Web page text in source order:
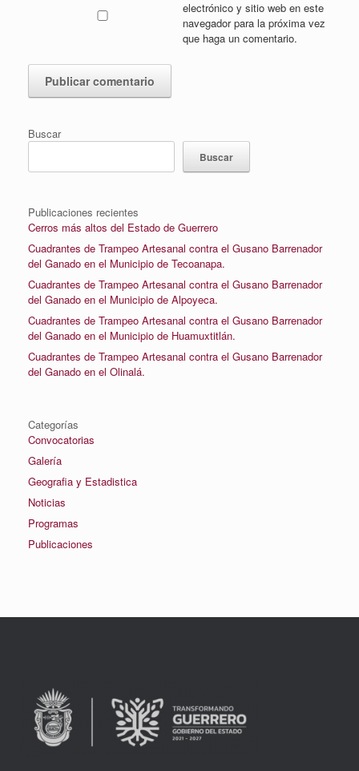
electrónico y sitio web en este
navegador para la próxima vez
que haga un comentario.
Buscar
Buscar
Publicaciones recientes
Cerros más altos del Estado de Guerrero
Cuadrantes de Trampeo Artesanal contra el Gusano Barrenador
del Ganado en el Municipio de Tecoanapa.
Cuadrantes de Trampeo Artesanal contra el Gusano Barrenador
del Ganado en el Municipio de Alpoyeca.
Cuadrantes de Trampeo Artesanal contra el Gusano Barrenador
del Ganado en el Municipio de Huamuxtitlán.
Cuadrantes de Trampeo Artesanal contra el Gusano Barrenador
del Ganado en el Olinalá.
Categorías
Convocatorias
Galería
Geografia y Estadistica
Noticias
Programas
Publicaciones